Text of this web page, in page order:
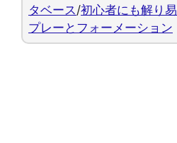
タベース /初心者にも解り
プレーとフォーメーション